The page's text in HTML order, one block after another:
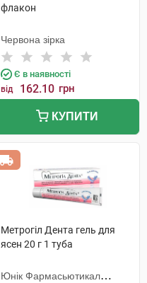
флакон
Червона зірка
Є в наявності
від 162.10 грн
КУПИТИ
Метрогіл Дента гель для
ясен 20 г 1 туба
Юнік Фармасьютикал